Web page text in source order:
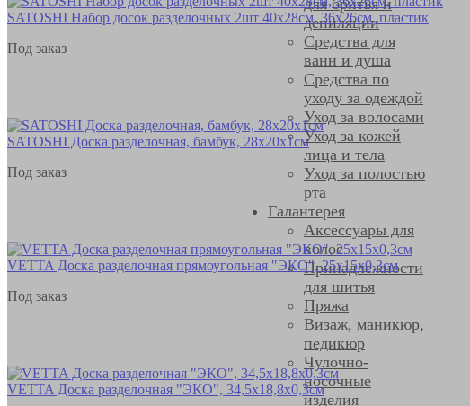
для бритья и
депиляции
Средства для
ванн и душа
Средства по
уходу за одеждой
Уход за волосами
Уход за кожей
лица и тела
Уход за полостью
рта
Галантерея
Аксессуары для
волос
Принадлежности
для шитья
Пряжа
Визаж, маникюр,
педикюр
Чулочно-
носочные
изделия
SATOSHI Набор досок разделочных 2шт 40х28см, 36х26см, пластик
Под заказ
SATOSHI Доска разделочная, бамбук, 28х20х1см
Под заказ
VETTA Доска разделочная прямоугольная "ЭКО", 25x15х0,3см
Под заказ
VETTA Доска разделочная "ЭКО", 34,5х18,8х0,3см